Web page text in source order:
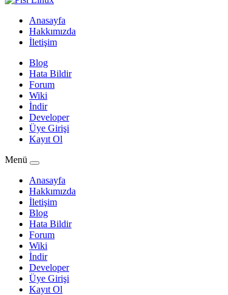
Anasayfa
Hakkımızda
İletişim
Blog
Hata Bildir
Forum
Wiki
İndir
Developer
Üye Girişi
Kayıt Ol
Menü
Anasayfa
Hakkımızda
İletişim
Blog
Hata Bildir
Forum
Wiki
İndir
Developer
Üye Girişi
Kayıt Ol